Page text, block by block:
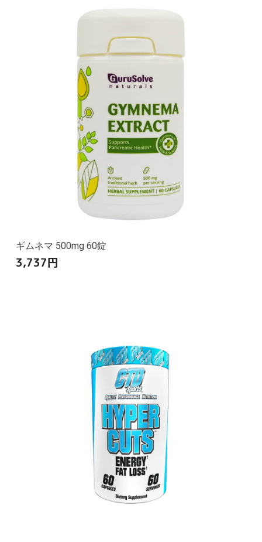
ギムネマ 500mg 60錠
3,737円